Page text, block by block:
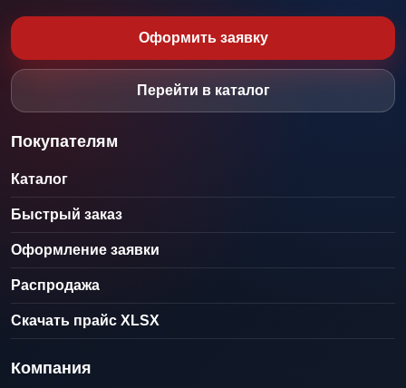
Оформить заявку
Перейти в каталог
Покупателям
Каталог
Быстрый заказ
Оформление заявки
Распродажа
Скачать прайс XLSX
Компания